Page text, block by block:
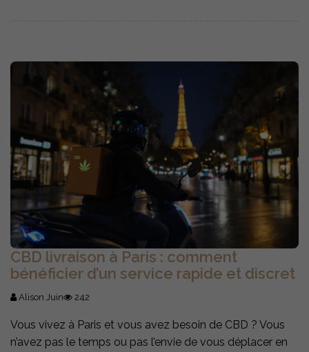
CBD livraison à Paris : comment
bénéficier d’un service rapide et discret
Alison Juin 242
Vous vivez à Paris et vous avez besoin de CBD ? Vous
n’avez pas le temps ou pas l’envie de vous déplacer en